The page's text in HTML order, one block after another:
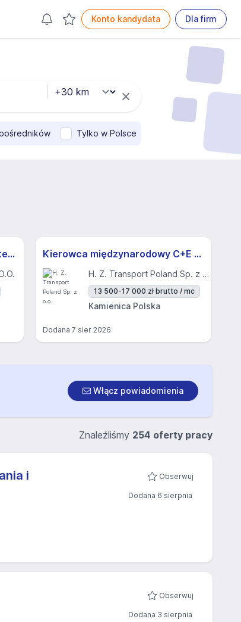
Konto kandydata Dla firm
Tylko w Polsce
Kierowca kat C+E, Niemcy system 2/1 Kierowca międzynarodowy C+E (K/M)
H. Z. Transport Poland Sp. z o.o.
13 500-17 000 zł brutto / mc
Kamienica Polska
Dodana 7 sier 2026
Włącz powiadomienia
Znaleźliśmy 254 oferty pracy
i
Obserwuj
Dodana 6 sierpnia
Obserwuj
Dodana 3 sierpnia